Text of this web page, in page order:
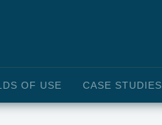
OF USE CASE STUDIES